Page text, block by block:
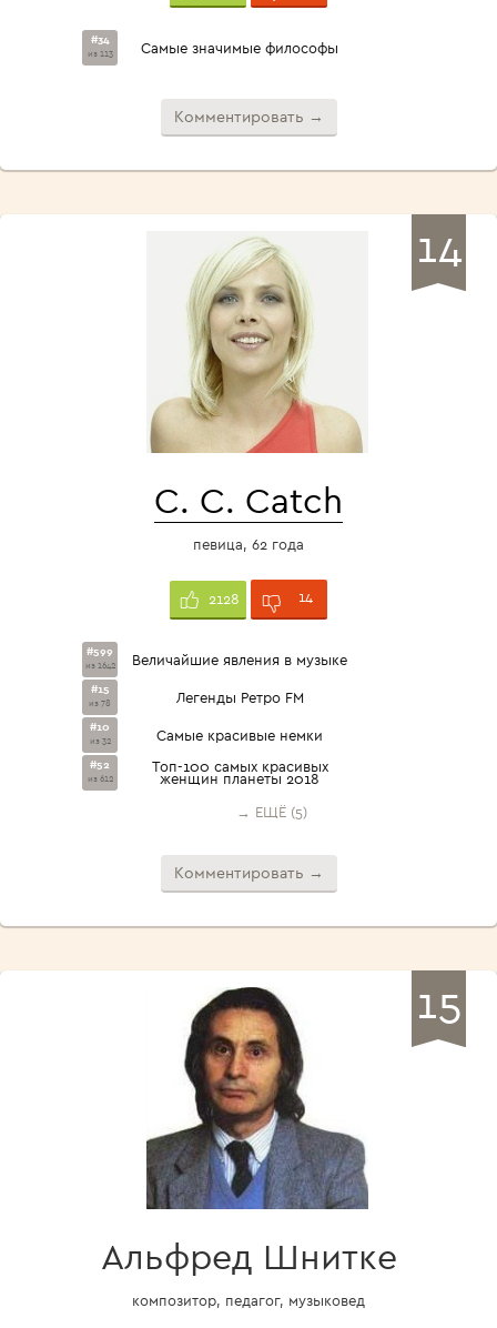
#34
из 113 Самые значимые философы
Комментировать →
14
C. C. Catch
певица, 62 года
2128 14
#599
из 1642 Величайшие явления в музыке
#15
из 78 Легенды Ретро FM
#10
из 32 Самые красивые немки
#52
из 612
Топ-100 самых красивых
женщин планеты 2018
→ ЕЩЁ (5)
Комментировать →
15
Альфред Шнитке
композитор, педагог, музыковед